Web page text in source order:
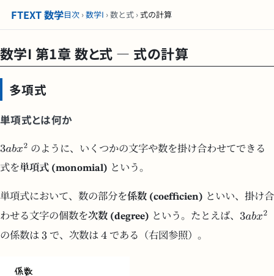
FTEXT 数学目次›数学I › 数と式 ›式の計算
数学I 第1章 数と式 — 式の計算
多項式
単項式とは何か
のように、いくつかの文字や数を掛け合わせてできる
式を単項式 (monomial) という。
単項式において、数の部分を係数 (coefficien) といい、掛け合
わせる文字の個数を次数 (degree) という。たとえば、
の係数は
で、次数は である（右図参照）。